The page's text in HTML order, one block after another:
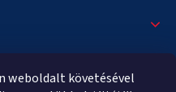
weboldalt követésével